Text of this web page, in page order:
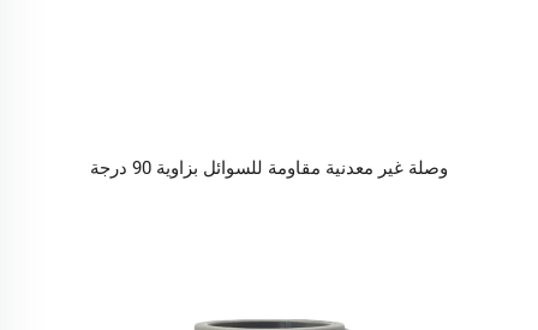
وصلة غير معدنية مقاومة للسوائل بزاوية 90 درجة